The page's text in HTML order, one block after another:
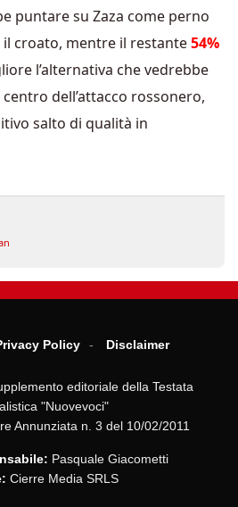
puntare su Zaza come perno
il croato, mentre il restante54%
l’alternativa che vedrebbe
dell’attacco rossonero,
salto di qualità in
Policy Disclaimer
editoriale della Testata
"Nuovevoci"
Annunziata n. 3 del 10/02/2011
Pasquale Giacometti
Cierre Media SRLS